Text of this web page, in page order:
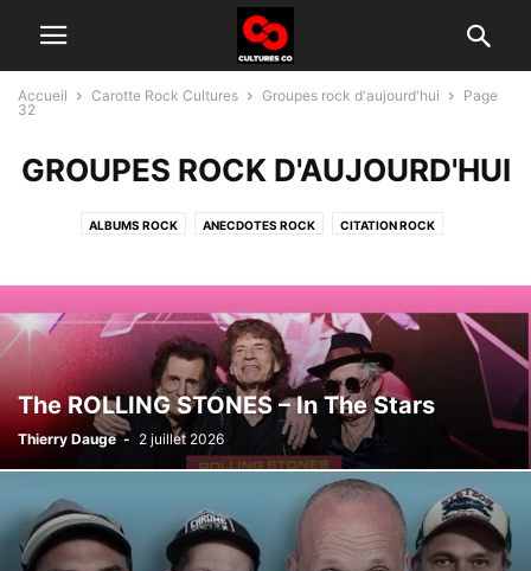
Accueil Carotte Rock Cultures Groupes rock d'aujourd'hui
Page
32
GROUPES ROCK D'AUJOURD'HUI
ALBUMS ROCK ANECDOTES ROCK CITATION ROCK
TÉLÉ ROCK
The ROLLING STONES – In The Stars
Thierry Dauge - 2 juillet 2026